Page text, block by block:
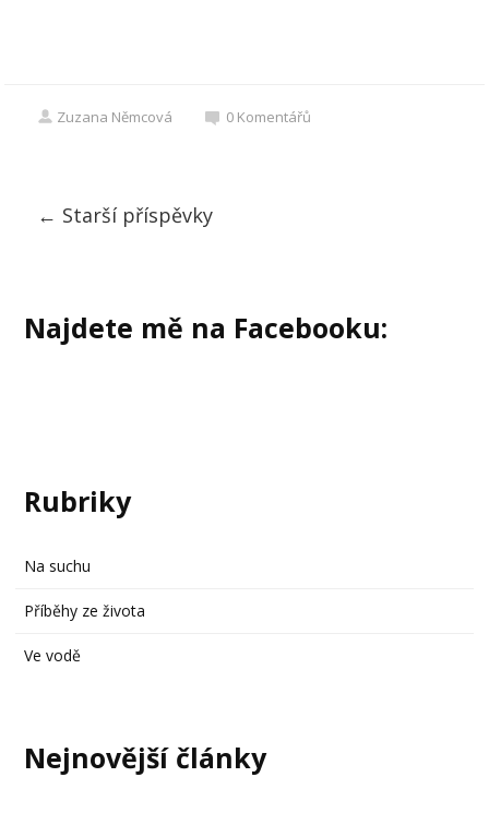
Zuzana Němcová 0 Komentářů
← Starší příspěvky
Najdete mě na Facebooku:
Rubriky
Na suchu
Příběhy ze života
Ve vodě
Nejnovější články